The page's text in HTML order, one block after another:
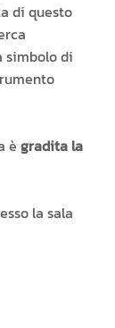
di questo
simbolo di
è gradita la
la sala